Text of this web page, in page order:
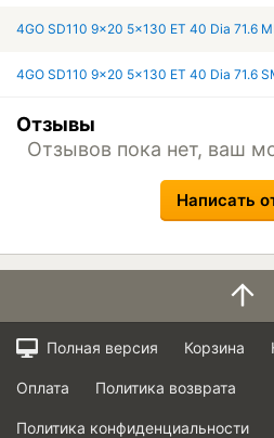
4GO SD110 9x20 5x130 ET 40 Dia 71.6
4GO SD110 9x20 5x130 ET 40 Dia 71.6
Отзывы
Отзывов пока нет, ваш
Написать
Полная версия Корзина
Оплата Политика возврата
Политика конфиденциальности